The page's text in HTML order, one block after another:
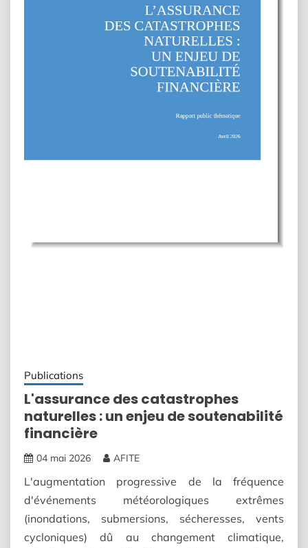
Publications
L'assurance des catastrophes
naturelles : un enjeu de soutenabilité
financière
04 mai 2026 AFITE
L'augmentation progressive de la fréquence
d'événements météorologiques extrêmes
(inondations, submersions, sécheresses, vents
cycloniques) dû au changement climatique,